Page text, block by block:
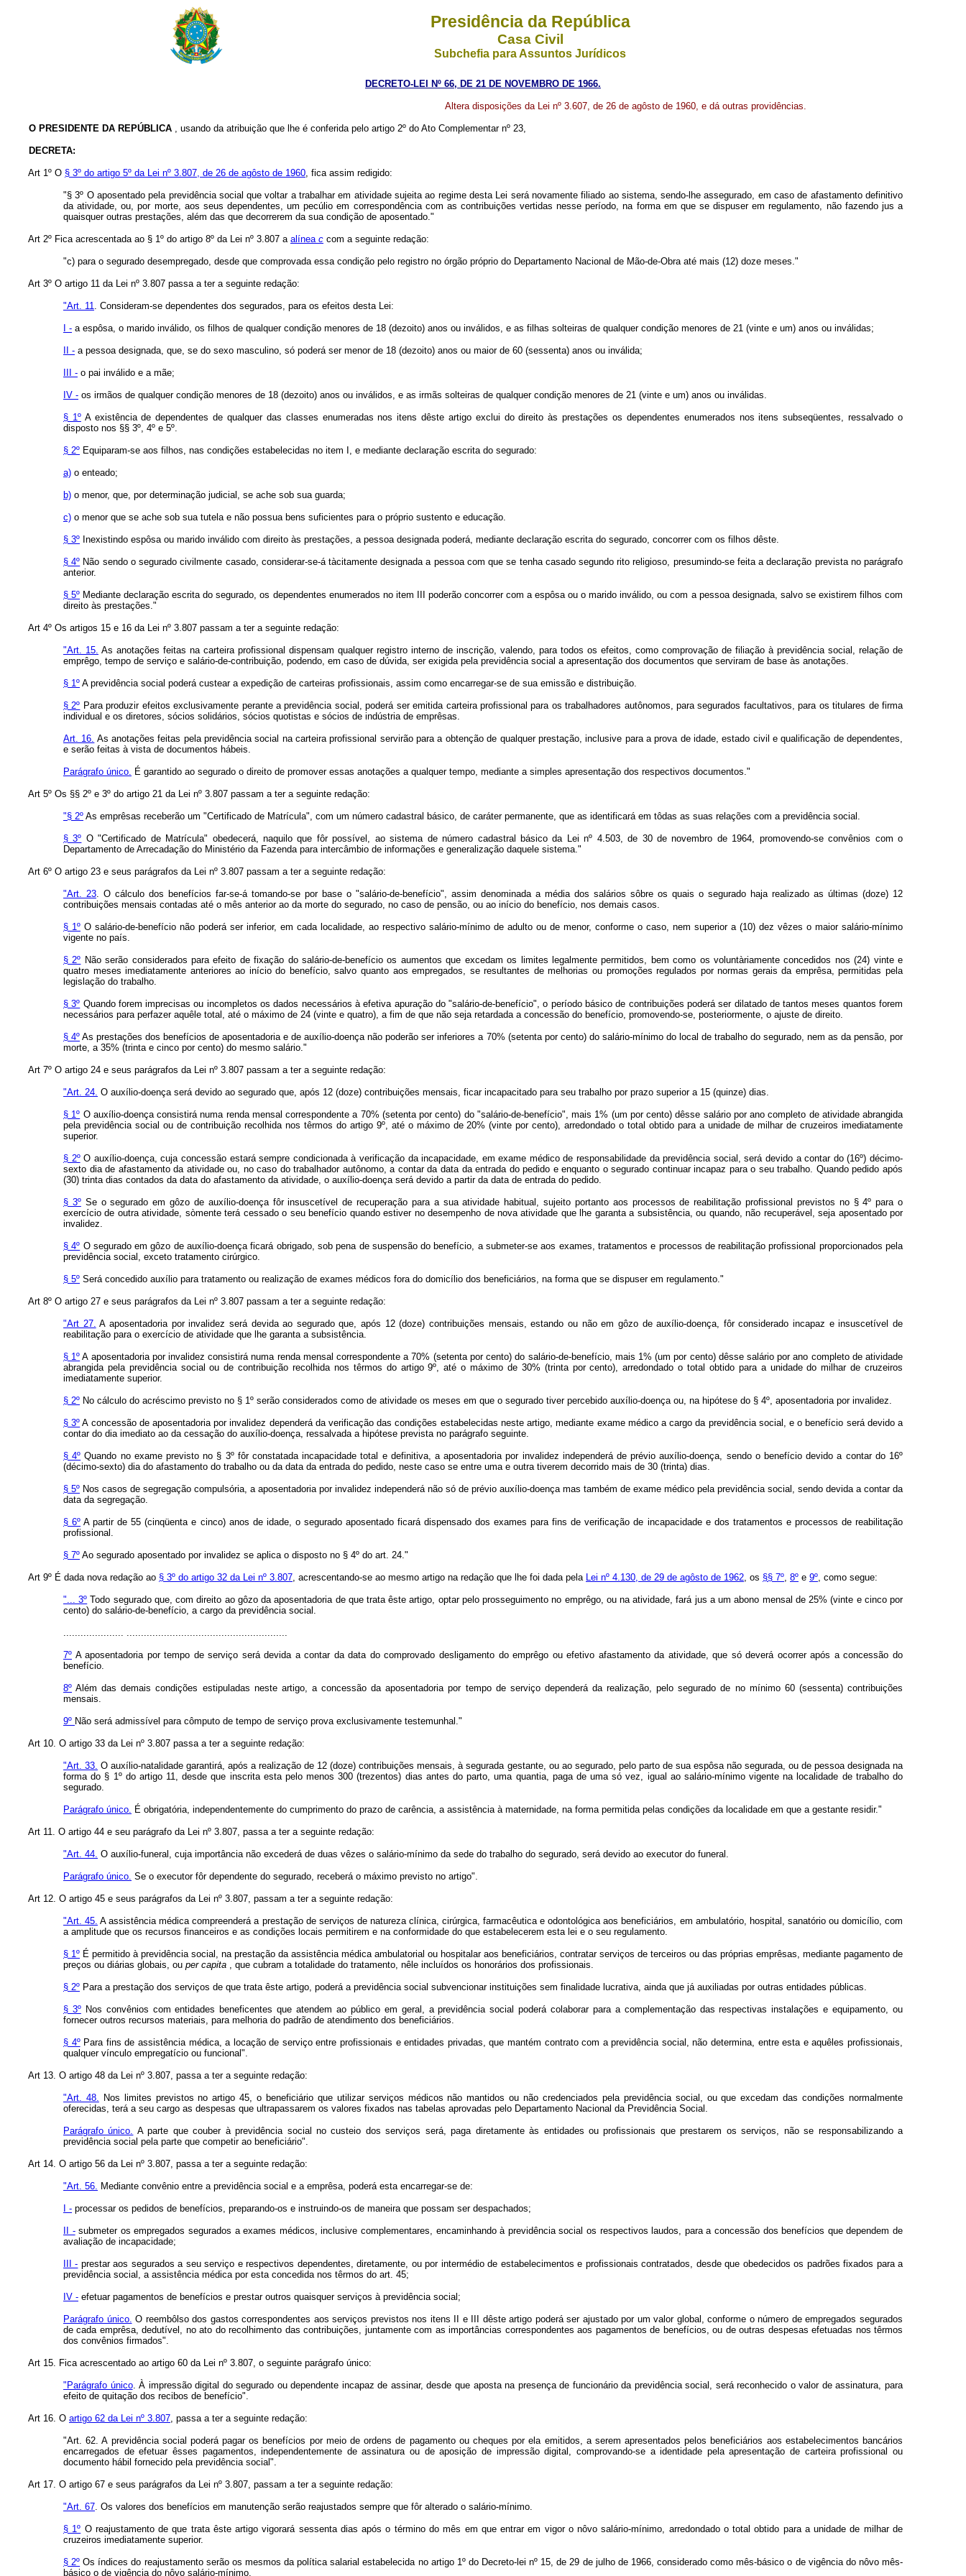
Presidência da República
Casa Civil
Subchefia para Assuntos Jurídicos
DECRETO-LEI Nº 66, DE 21 DE NOVEMBRO DE 1966.
Altera disposições da Lei nº 3.607, de 26 de agôsto de 1960, e dá outras providências.
O PRESIDENTE DA REPÚBLICA , usando da atribuição que lhe é conferida pelo artigo 2º do Ato Complementar nº 23,
DECRETA:
Art 1º O § 3º do artigo 5º da Lei nº 3.807, de 26 de agôsto de 1960, fica assim redigido:
"§ 3º O aposentado pela previdência social que voltar a trabalhar em atividade sujeita ao regime desta Lei será novamente filiado ao sistema, sendo-lhe assegurado, em caso de afastamento definitivo
da atividade, ou, por morte, aos seus dependentes, um pecúlio em correspondência com as contribuições vertidas nesse período, na forma em que se dispuser em regulamento, não fazendo jus a
quaisquer outras prestações, além das que decorrerem da sua condição de aposentado."
Art 2º Fica acrescentada ao § 1º do artigo 8º da Lei nº 3.807 a alínea c com a seguinte redação:
"c) para o segurado desempregado, desde que comprovada essa condição pelo registro no órgão próprio do Departamento Nacional de Mão-de-Obra até mais (12) doze meses."
Art 3º O artigo 11 da Lei nº 3.807 passa a ter a seguinte redação:
"Art. 11. Consideram-se dependentes dos segurados, para os efeitos desta Lei:
I - a espôsa, o marido inválido, os filhos de qualquer condição menores de 18 (dezoito) anos ou inválidos, e as filhas solteiras de qualquer condição menores de 21 (vinte e um) anos ou inválidas;
II - a pessoa designada, que, se do sexo masculino, só poderá ser menor de 18 (dezoito) anos ou maior de 60 (sessenta) anos ou inválida;
III - o pai inválido e a mãe;
IV - os irmãos de qualquer condição menores de 18 (dezoito) anos ou inválidos, e as irmãs solteiras de qualquer condição menores de 21 (vinte e um) anos ou inválidas.
§ 1ºA existência de dependentes de qualquer das classes enumeradas nos itens dêste artigo exclui do direito às prestações os dependentes enumerados nos itens subseqüentes, ressalvado o
disposto nos §§ 3º, 4º e 5º.
§ 2º Equiparam-se aos filhos, nas condições estabelecidas no item I, e mediante declaração escrita do segurado:
a) o enteado;
b) o menor, que, por determinação judicial, se ache sob sua guarda;
c) o menor que se ache sob sua tutela e não possua bens suficientes para o próprio sustento e educação.
§ 3º Inexistindo espôsa ou marido inválido com direito às prestações, a pessoa designada poderá, mediante declaração escrita do segurado, concorrer com os filhos dêste.
§ 4º Não sendo o segurado civilmente casado, considerar-se-á tàcitamente designada a pessoa com que se tenha casado segundo rito religioso, presumindo-se feita a declaração prevista no parágrafo
anterior.
§ 5º Mediante declaração escrita do segurado, os dependentes enumerados no item III poderão concorrer com a espôsa ou o marido inválido, ou com a pessoa designada, salvo se existirem filhos com
direito às prestações."
Art 4º Os artigos 15 e 16 da Lei nº 3.807 passam a ter a seguinte redação:
"Art. 15. As anotações feitas na carteira profissional dispensam qualquer registro interno de inscrição, valendo, para todos os efeitos, como comprovação de filiação à previdência social, relação de
emprêgo, tempo de serviço e salário-de-contribuição, podendo, em caso de dúvida, ser exigida pela previdência social a apresentação dos documentos que serviram de base às anotações.
§ 1º A previdência social poderá custear a expedição de carteiras profissionais, assim como encarregar-se de sua emissão e distribuição.
§ 2º Para produzir efeitos exclusivamente perante a previdência social, poderá ser emitida carteira profissional para os trabalhadores autônomos, para segurados facultativos, para os titulares de firma
individual e os diretores, sócios solidários, sócios quotistas e sócios de indústria de emprêsas.
Art. 16. As anotações feitas pela previdência social na carteira profissional servirão para a obtenção de qualquer prestação, inclusive para a prova de idade, estado civil e qualificação de dependentes,
e serão feitas à vista de documentos hábeis.
Parágrafo único. É garantido ao segurado o direito de promover essas anotações a qualquer tempo, mediante a simples apresentação dos respectivos documentos."
Art 5º Os §§ 2º e 3º do artigo 21 da Lei nº 3.807 passam a ter a seguinte redação:
"§ 2º As emprêsas receberão um "Certificado de Matrícula", com um número cadastral básico, de caráter permanente, que as identificará em tôdas as suas relações com a previdência social.
§ 3º O "Certificado de Matrícula" obedecerá, naquilo que fôr possível, ao sistema de número cadastral básico da Lei nº 4.503, de 30 de novembro de 1964, promovendo-se convênios com o
Departamento de Arrecadação do Ministério da Fazenda para intercâmbio de informações e generalização daquele sistema."
Art 6º O artigo 23 e seus parágrafos da Lei nº 3.807 passam a ter a seguinte redação:
"Art. 23. O cálculo dos benefícios far-se-á tomando-se por base o "salário-de-benefício", assim denominada a média dos salários sôbre os quais o segurado haja realizado as últimas (doze) 12
contribuições mensais contadas até o mês anterior ao da morte do segurado, no caso de pensão, ou ao início do benefício, nos demais casos.
§ 1º O salário-de-benefício não poderá ser inferior, em cada localidade, ao respectivo salário-mínimo de adulto ou de menor, conforme o caso, nem superior a (10) dez vêzes o maior salário-mínimo
vigente no país.
§ 2º Não serão considerados para efeito de fixação do salário-de-benefício os aumentos que excedam os limites legalmente permitidos, bem como os voluntàriamente concedidos nos (24) vinte e
quatro meses imediatamente anteriores ao início do benefício, salvo quanto aos empregados, se resultantes de melhorias ou promoções regulados por normas gerais da emprêsa, permitidas pela
legislação do trabalho.
§ 3º Quando forem imprecisas ou incompletos os dados necessários à efetiva apuração do "salário-de-benefício", o período básico de contribuições poderá ser dilatado de tantos meses quantos forem
necessários para perfazer aquêle total, até o máximo de 24 (vinte e quatro), a fim de que não seja retardada a concessão do benefício, promovendo-se, posteriormente, o ajuste de direito.
§ 4º As prestações dos benefícios de aposentadoria e de auxílio-doença não poderão ser inferiores a 70% (setenta por cento) do salário-mínimo do local de trabalho do segurado, nem as da pensão, por
morte, a 35% (trinta e cinco por cento) do mesmo salário."
Art 7º O artigo 24 e seus parágrafos da Lei nº 3.807 passam a ter a seguinte redação:
"Art. 24. O auxílio-doença será devido ao segurado que, após 12 (doze) contribuições mensais, ficar incapacitado para seu trabalho por prazo superior a 15 (quinze) dias.
§ 1º O auxílio-doença consistirá numa renda mensal correspondente a 70% (setenta por cento) do "salário-de-benefício", mais 1% (um por cento) dêsse salário por ano completo de atividade abrangida
pela previdência social ou de contribuição recolhida nos têrmos do artigo 9º, até o máximo de 20% (vinte por cento), arredondado o total obtido para a unidade de milhar de cruzeiros imediatamente
superior.
§ 2ºO auxílio-doença, cuja concessão estará sempre condicionada à verificação da incapacidade, em exame médico de responsabilidade da previdência social, será devido a contar do (16º) décimo-
sexto dia de afastamento da atividade ou, no caso do trabalhador autônomo, a contar da data da entrada do pedido e enquanto o segurado continuar incapaz para o seu trabalho. Quando pedido após
(30) trinta dias contados da data do afastamento da atividade, o auxílio-doença será devido a partir da data de entrada do pedido.
§ 3ºSe o segurado em gôzo de auxílio-doença fôr insuscetível de recuperação para a sua atividade habitual, sujeito portanto aos processos de reabilitação profissional previstos no § 4º para o
exercício de outra atividade, sòmente terá cessado o seu benefício quando estiver no desempenho de nova atividade que lhe garanta a subsistência, ou quando, não recuperável, seja aposentado por
invalidez.
§ 4º O segurado em gôzo de auxílio-doença ficará obrigado, sob pena de suspensão do benefício, a submeter-se aos exames, tratamentos e processos de reabilitação profissional proporcionados pela
previdência social, exceto tratamento cirúrgico.
§ 5º Será concedido auxílio para tratamento ou realização de exames médicos fora do domicílio dos beneficiários, na forma que se dispuser em regulamento."
Art 8º O artigo 27 e seus parágrafos da Lei nº 3.807 passam a ter a seguinte redação:
"Art 27. A aposentadoria por invalidez será devida ao segurado que, após 12 (doze) contribuições mensais, estando ou não em gôzo de auxílio-doença, fôr considerado incapaz e insuscetível de
reabilitação para o exercício de atividade que lhe garanta a subsistência.
§ 1º A aposentadoria por invalidez consistirá numa renda mensal correspondente a 70% (setenta por cento) do salário-de-benefício, mais 1% (um por cento) dêsse salário por ano completo de atividade
abrangida pela previdência social ou de contribuição recolhida nos têrmos do artigo 9º, até o máximo de 30% (trinta por cento), arredondado o total obtido para a unidade do milhar de cruzeiros
imediatamente superior.
§ 2º No cálculo do acréscimo previsto no § 1º serão considerados como de atividade os meses em que o segurado tiver percebido auxílio-doença ou, na hipótese do § 4º, aposentadoria por invalidez.
§ 3º A concessão de aposentadoria por invalidez dependerá da verificação das condições estabelecidas neste artigo, mediante exame médico a cargo da previdência social, e o benefício será devido a
contar do dia imediato ao da cessação do auxílio-doença, ressalvada a hipótese prevista no parágrafo seguinte.
§ 4º Quando no exame previsto no § 3º fôr constatada incapacidade total e definitiva, a aposentadoria por invalidez independerá de prévio auxílio-doença, sendo o benefício devido a contar do 16º
(décimo-sexto) dia do afastamento do trabalho ou da data da entrada do pedido, neste caso se entre uma e outra tiverem decorrido mais de 30 (trinta) dias.
§ 5º Nos casos de segregação compulsória, a aposentadoria por invalidez independerá não só de prévio auxílio-doença mas também de exame médico pela previdência social, sendo devida a contar da
data da segregação.
§ 6º A partir de 55 (cinqüenta e cinco) anos de idade, o segurado aposentado ficará dispensado dos exames para fins de verificação de incapacidade e dos tratamentos e processos de reabilitação
profissional.
§ 7º Ao segurado aposentado por invalidez se aplica o disposto no § 4º do art. 24."
Art 9º É dada nova redação ao § 3º do artigo 32 da Lei nº 3.807, acrescentando-se ao mesmo artigo na redação que lhe foi dada pela Lei nº 4.130, de 29 de agôsto de 1962, os §§ 7º, 8º e 9º, como segue:
"... 3º Todo segurado que, com direito ao gôzo da aposentadoria de que trata êste artigo, optar pelo prosseguimento no emprêgo, ou na atividade, fará jus a um abono mensal de 25% (vinte e cinco por
cento) do salário-de-benefício, a cargo da previdência social.
..................... ........................................................
7º A aposentadoria por tempo de serviço será devida a contar da data do comprovado desligamento do emprêgo ou efetivo afastamento da atividade, que só deverá ocorrer após a concessão do
benefício.
8º Além das demais condições estipuladas neste artigo, a concessão da aposentadoria por tempo de serviço dependerá da realização, pelo segurado de no mínimo 60 (sessenta) contribuições
mensais.
9º Não será admissível para cômputo de tempo de serviço prova exclusivamente testemunhal."
Art 10. O artigo 33 da Lei nº 3.807 passa a ter a seguinte redação:
"Art. 33. O auxílio-natalidade garantirá, após a realização de 12 (doze) contribuições mensais, à segurada gestante, ou ao segurado, pelo parto de sua espôsa não segurada, ou de pessoa designada na
forma do § 1º do artigo 11, desde que inscrita esta pelo menos 300 (trezentos) dias antes do parto, uma quantia, paga de uma só vez, igual ao salário-mínimo vigente na localidade de trabalho do
segurado.
Parágrafo único. É obrigatória, independentemente do cumprimento do prazo de carência, a assistência à maternidade, na forma permitida pelas condições da localidade em que a gestante residir."
Art 11. O artigo 44 e seu parágrafo da Lei nº 3.807, passa a ter a seguinte redação:
"Art. 44. O auxílio-funeral, cuja importância não excederá de duas vêzes o salário-mínimo da sede do trabalho do segurado, será devido ao executor do funeral.
Parágrafo único. Se o executor fôr dependente do segurado, receberá o máximo previsto no artigo".
Art 12. O artigo 45 e seus parágrafos da Lei nº 3.807, passam a ter a seguinte redação:
"Art. 45. A assistência médica compreenderá a prestação de serviços de natureza clínica, cirúrgica, farmacêutica e odontológica aos beneficiários, em ambulatório, hospital, sanatório ou domicílio, com
a amplitude que os recursos financeiros e as condições locais permitirem e na conformidade do que estabelecerem esta lei e o seu regulamento.
§ 1º É permitido à previdência social, na prestação da assistência médica ambulatorial ou hospitalar aos beneficiários, contratar serviços de terceiros ou das próprias emprêsas, mediante pagamento de
preços ou diárias globais, ou per capita , que cubram a totalidade do tratamento, nêle incluídos os honorários dos profissionais.
§ 2º Para a prestação dos serviços de que trata êste artigo, poderá a previdência social subvencionar instituições sem finalidade lucrativa, ainda que já auxiliadas por outras entidades públicas.
§ 3ºNos convênios com entidades beneficentes que atendem ao público em geral, a previdência social poderá colaborar para a complementação das respectivas instalações e equipamento, ou
fornecer outros recursos materiais, para melhoria do padrão de atendimento dos beneficiários.
§ 4ºPara fins de assistência médica, a locação de serviço entre profissionais e entidades privadas, que mantém contrato com a previdência social, não determina, entre esta e aquêles profissionais,
qualquer vínculo empregatício ou funcional".
Art 13. O artigo 48 da Lei nº 3.807, passa a ter a seguinte redação:
"Art. 48. Nos limites previstos no artigo 45, o beneficiário que utilizar serviços médicos não mantidos ou não credenciados pela previdência social, ou que excedam das condições normalmente
oferecidas, terá a seu cargo as despesas que ultrapassarem os valores fixados nas tabelas aprovadas pelo Departamento Nacional da Previdência Social.
Parágrafo único. A parte que couber à previdência social no custeio dos serviços será, paga diretamente às entidades ou profissionais que prestarem os serviços, não se responsabilizando a
previdência social pela parte que competir ao beneficiário".
Art 14. O artigo 56 da Lei nº 3.807, passa a ter a seguinte redação:
"Art. 56. Mediante convênio entre a previdência social e a emprêsa, poderá esta encarregar-se de:
I - processar os pedidos de benefícios, preparando-os e instruindo-os de maneira que possam ser despachados;
II -submeter os empregados segurados a exames médicos, inclusive complementares, encaminhando à previdência social os respectivos laudos, para a concessão dos benefícios que dependem de
avaliação de incapacidade;
III - prestar aos segurados a seu serviço e respectivos dependentes, diretamente, ou por intermédio de estabelecimentos e profissionais contratados, desde que obedecidos os padrões fixados para a
previdência social, a assistência médica por esta concedida nos têrmos do art. 45;
IV - efetuar pagamentos de benefícios e prestar outros quaisquer serviços à previdência social;
Parágrafo único. O reembôlso dos gastos correspondentes aos serviços previstos nos itens II e III dêste artigo poderá ser ajustado por um valor global, conforme o número de empregados segurados
de cada emprêsa, dedutível, no ato do recolhimento das contribuições, juntamente com as importâncias correspondentes aos pagamentos de benefícios, ou de outras despesas efetuadas nos têrmos
dos convênios firmados".
Art 15. Fica acrescentado ao artigo 60 da Lei nº 3.807, o seguinte parágrafo único:
"Parágrafo único. À impressão digital do segurado ou dependente incapaz de assinar, desde que aposta na presença de funcionário da previdência social, será reconhecido o valor de assinatura, para
efeito de quitação dos recibos de benefício".
Art 16. O artigo 62 da Lei nº 3.807, passa a ter a seguinte redação:
"Art. 62. A previdência social poderá pagar os benefícios por meio de ordens de pagamento ou cheques por ela emitidos, a serem apresentados pelos beneficiários aos estabelecimentos bancários
encarregados de efetuar êsses pagamentos, independentemente de assinatura ou de aposição de impressão digital, comprovando-se a identidade pela apresentação de carteira profissional ou
documento hábil fornecido pela previdência social".
Art 17. O artigo 67 e seus parágrafos da Lei nº 3.807, passam a ter a seguinte redação:
"Art. 67. Os valores dos benefícios em manutenção serão reajustados sempre que fôr alterado o salário-mínimo.
§ 1º O reajustamento de que trata êste artigo vigorará sessenta dias após o término do mês em que entrar em vigor o nôvo salário-mínimo, arredondado o total obtido para a unidade de milhar de
cruzeiros imediatamente superior.
§ 2º Os índices do reajustamento serão os mesmos da política salarial estabelecida no artigo 1º do Decreto-lei nº 15, de 29 de julho de 1966, considerado como mês-básico o de vigência do nôvo mês-
básico o de vigência do nôvo salário-mínimo.